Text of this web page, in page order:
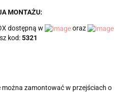
MONTAŻU:
dostępną w
oraz
kod:5321
zamontować w przejściach o